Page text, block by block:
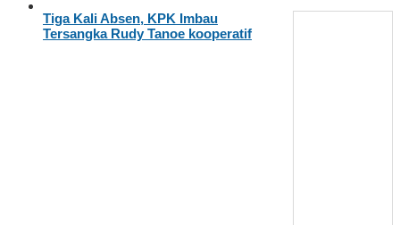
Tiga Kali Absen, KPK Imbau
Tersangka Rudy Tanoe kooperatif